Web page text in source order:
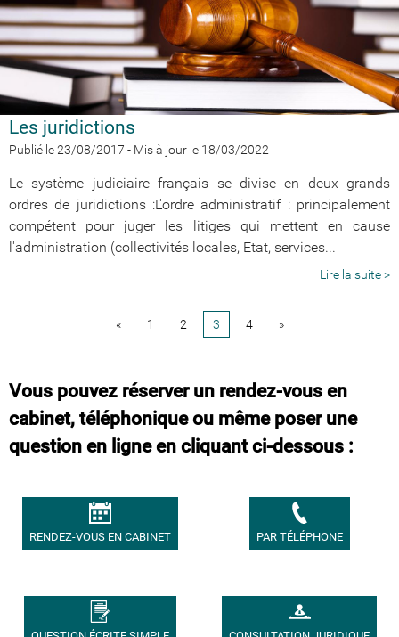
Les juridictions
Publié le 23/08/2017 - Mis à jour le 18/03/2022
Le système judiciaire français se divise en deux grands
ordres de juridictions :L'ordre administratif : principalement
compétent pour juger les litiges qui mettent en cause
l'administration (collectivités locales, Etat, services...
Lire la suite >
« 1 2 3 4 »
Vous pouvez réserver un rendez-vous en
cabinet, téléphonique ou même poser une
question en ligne en cliquant ci-dessous :
RENDEZ-VOUS EN CABINET PAR TÉLÉPHONE